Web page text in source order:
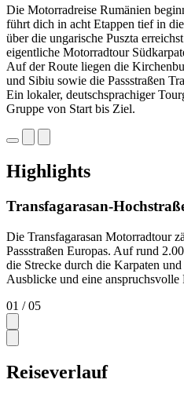
Die Motorradreise Rumänien
führt dich in acht Etappen tief in
über die ungarische Puszta
eigentliche Motorradtour
Auf der Route liegen die
und Sibiu sowie die Passstraßen
Ein lokaler, deutschsprachiger
Gruppe von Start bis Ziel.
Highlights
Transfagarasan-
Die Transfagarasan Motorradtour
Passstraßen Europas. Auf rund
die Strecke durch die Karpaten
Ausblicke und eine anspruchsvolle
01 / 05
Reiseverlauf